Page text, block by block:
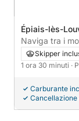
Épiais-lès-
Naviga tra i
barca privata
Skipper
1 ora 30 minuti ·
Carburante
Cancellazione